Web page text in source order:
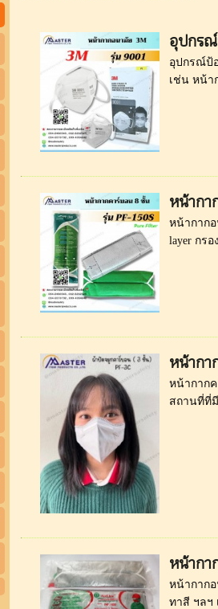
อุปกรณ์
อุปกรณ์ป้
เช่น หน้า
หน้าก
หน้ากากอ
layer กร
หน้ากา
หน้ากาก
สถานที่ที่
หน้าก
หน้ากาก
ทาสี ฯลฯ